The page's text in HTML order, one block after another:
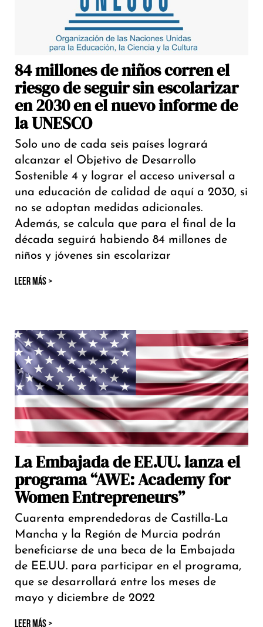
84 millones de niños corren el
riesgo de seguir sin escolarizar
en 2030 en el nuevo informe de
la UNESCO
Solo uno de cada seis países logrará
alcanzar el Objetivo de Desarrollo
Sostenible 4 y lograr el acceso universal a
una educación de calidad de aquí a 2030, si
no se adoptan medidas adicionales.
Además, se calcula que para el final de la
década seguirá habiendo 84 millones de
niños y jóvenes sin escolarizar
LEER MÁS >
La Embajada de EE.UU. lanza el
programa “AWE: Academy for
Women Entrepreneurs”
Cuarenta emprendedoras de Castilla-La
Mancha y la Región de Murcia podrán
beneficiarse de una beca de la Embajada
de EE.UU. para participar en el programa,
que se desarrollará entre los meses de
mayo y diciembre de 2022
LEER MÁS >